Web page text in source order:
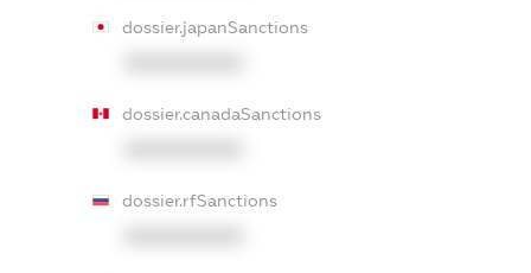
dossier.japanSanctions
dossier.canadaSanctions
dossier.rfSanctions